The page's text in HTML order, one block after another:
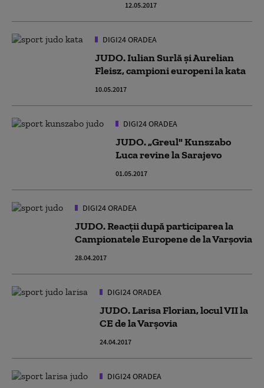
12.05.2017
DIGI24 ORADEA
JUDO. Iulian Surlă și Aurelian
Fleisz, campioni europeni la kata
10.05.2017
DIGI24 ORADEA
JUDO. „Greul" Kunszabo
Luca revine la Sarajevo
01.05.2017
DIGI24 ORADEA
JUDO. Reacţii după participarea la
Campionatele Europene de la Varşovia
28.04.2017
DIGI24 ORADEA
JUDO. Larisa Florian, locul VII la
CE de la Varşovia
24.04.2017
DIGI24 ORADEA